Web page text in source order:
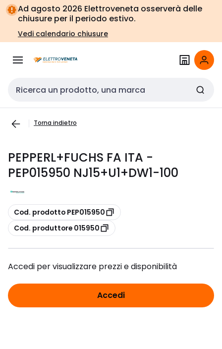
Vai alla
navigazione
Vai
alla
pagina
Ad agosto 2026 Elettroveneta osserverà delle
chiusure per il periodo estivo.
Vedi calendario chiusure
Cerca input
Torna indietro
PEPPERL+FUCHS FA ITA -
PEP015950 NJ15+U1+DW1-100
copia
Cod. prodotto PEP015950
copia
Cod. produttore 015950
Accedi per visualizzare prezzi e disponibilità
Accedi